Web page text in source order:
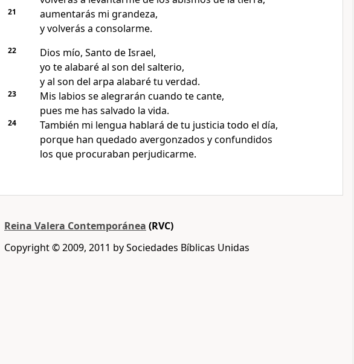
21
aumentarás mi grandeza,
y volverás a consolarme.
22
Dios mío, Santo de Israel,
yo te alabaré al son del salterio,
y al son del arpa alabaré tu verdad.
23
Mis labios se alegrarán cuando te cante,
pues me has salvado la vida.
24
También mi lengua hablará de tu justicia todo el día,
porque han quedado avergonzados y confundidos
los que procuraban perjudicarme.
Reina Valera Contemporánea (RVC)
Copyright © 2009, 2011 by Sociedades Bíblicas Unidas